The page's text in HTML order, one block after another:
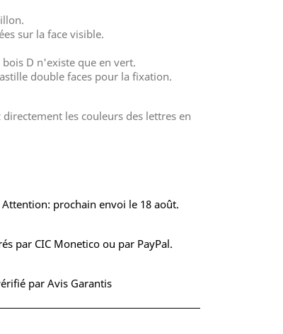
sur la face visible.
D n'existe que en vert.
double faces pour la fixation.
les couleurs des lettres en
prochain envoi le 18 août.
par CIC Monetico ou par PayPal.
par Avis Garantis